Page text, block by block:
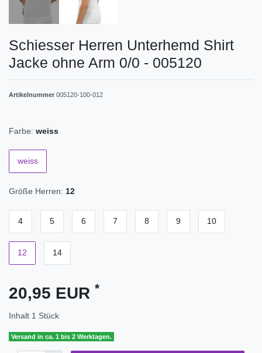
Schiesser Herren Unterhemd Shirt
Jacke ohne Arm 0/0 - 005120
Artikelnummer 005120-100-012
Farbe: weiss
weiss
Größe Herren: 12
4 5 6 7 8 9 10
12 14
20,95 EUR *
Inhalt 1 Stück
Versand in ca. 1 bis 2 Werktagen.